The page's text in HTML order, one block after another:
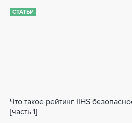
СТАТЬИ
Что такое рейтинг IIHS
[часть 1]